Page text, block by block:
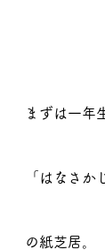
まずは一年
「はなさか
の紙芝居。